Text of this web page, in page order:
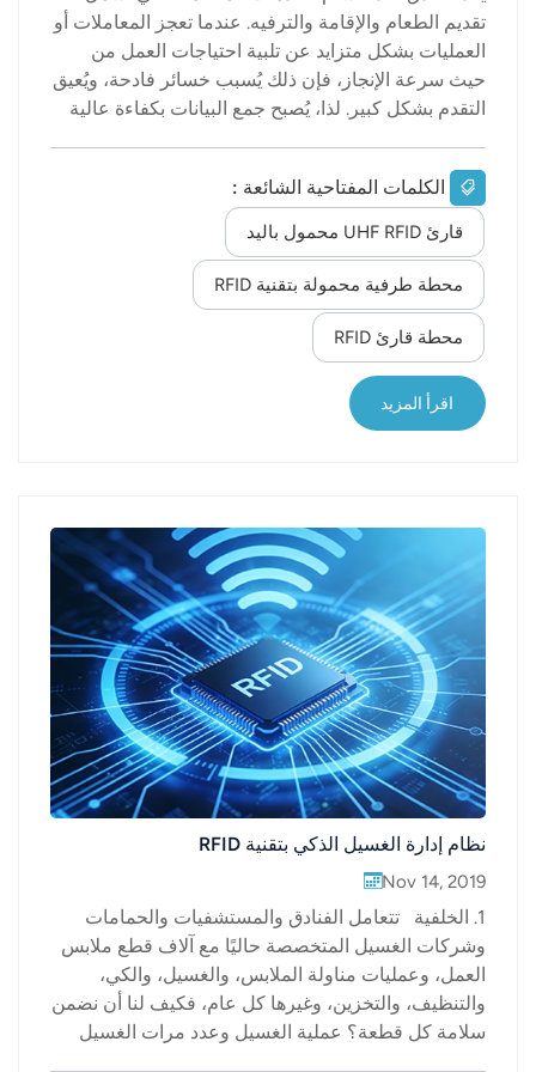
تقديم الطعام والإقامة والترفيه. عندما تعجز المعاملات أو
العمليات بشكل متزايد عن تلبية احتياجات العمل من
حيث سرعة الإنجاز، فإن ذلك يُسبب خسائر فادحة، ويُعيق
التقدم بشكل كبير. لذا، يُصبح جمع البيانات بكفاءة عالية
أساسيًا من عمل المؤسسة لتحقيق التبسيط ورفع
للغرفة، لا داعي للتحقق من مكتب الاستقبال. يتم
استخدام قارئ محمول لمسح رمز هاتف العميل المحمول
لتحديد معلومات الحجز. بعد ذلك، يتم اصطحاب العميل
وأمتعته إلى الغرفة المخصصة. تضمن هذه العملية أعلى
معايير الأمن والسرية، مما يوفر أقصى درجات الحماية
للخصوصية لبعض العملاء، مثل النزلاء ذوي الدخل
المرتفع. ٢- عند وصول النزلاء إلى الفند...
الكلمات المفتاحية الشائعة :
قارئ UHF RFID محمول باليد
محطة طرفية محمولة بتقنية RFID
محطة قارئ RFID
اقرأ المزيد
نظام إدارة الغسيل الذكي بتقنية RFID
Nov 14, 2019
1. الخلفية تتعامل الفنادق والمستشفيات والحمامات
وشركات الغسيل المتخصصة حاليًا مع آلاف قطع ملابس
العمل، وعمليات مناولة الملابس، والغسيل، والكي،
والتنظيف، والتخزين، وغيرها كل عام، فكيف لنا أن نضمن
سلامة كل قطعة؟ عملية الغسيل وعدد مرات الغسيل